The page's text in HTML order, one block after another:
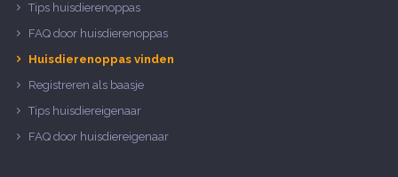
Tips huisdierenoppas
FAQ door huisdierenoppas
Huisdierenoppas vinden
Registreren als baasje
Tips huisdiereigenaar
FAQ door huisdiereigenaar